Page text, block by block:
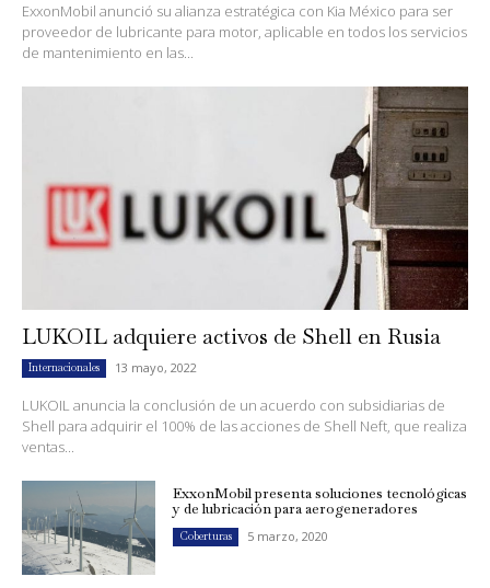
ExxonMobil anunció su alianza estratégica con Kia México para ser
proveedor de lubricante para motor, aplicable en todos los servicios
de mantenimiento en las...
LUKOIL adquiere activos de Shell en Rusia
Internacionales 13 mayo, 2022
LUKOIL anuncia la conclusión de un acuerdo con subsidiarias de
Shell para adquirir el 100% de las acciones de Shell Neft, que realiza
ventas...
ExxonMobil presenta soluciones tecnológicas
y de lubricación para aerogeneradores
Coberturas 5 marzo, 2020